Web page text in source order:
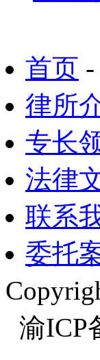
首页 -
律所
专长
法律
联系
委托
渝ICP